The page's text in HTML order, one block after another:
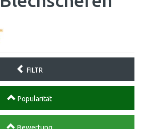
FILTR
Popularität